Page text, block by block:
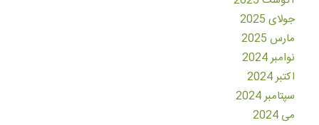
جولای 2025
مارس 2025
نوامبر 2024
اکتبر 2024
سپتامبر 2024
می 2024